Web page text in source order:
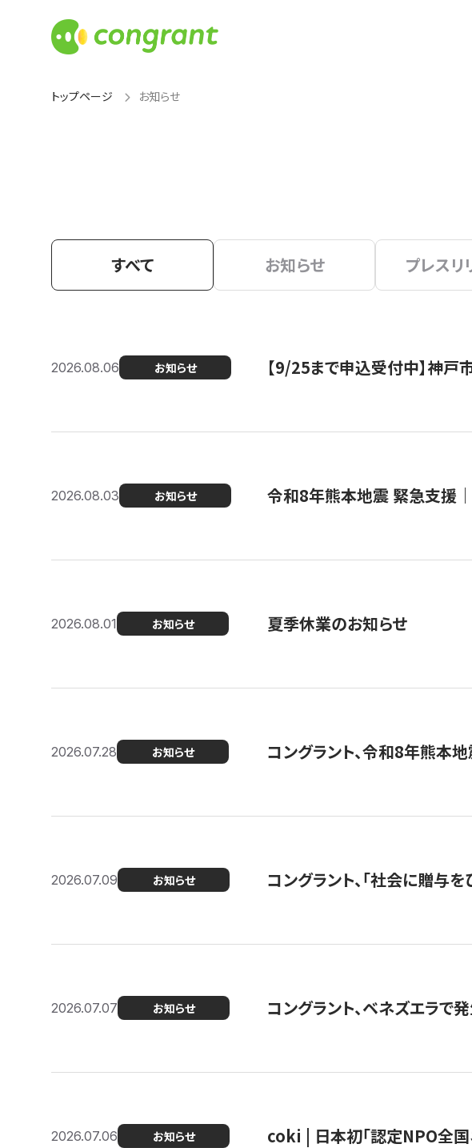
トップページ お知らせ
すべて お知らせ プレスリ
2026.08.06 お知らせ 【9/25まで申込受付中】神戸
2026.08.03 お知らせ 令和8年熊本地震 緊急支援
2026.08.01 お知らせ 夏季休業のお知らせ
2026.07.28 お知らせ コングラント、令和8年熊本
2026.07.09 お知らせ コングラント、「社会に贈与
2026.07.07 お知らせ コングラント、ベネズエラで
2026.07.06 お知らせ coki | 日本初「認定NPO全国